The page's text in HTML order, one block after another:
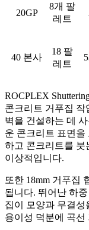
20GP
8개 팔
레트
40 본사
18 팔
레트
ROCPLEX
콘크리트 거푸집 작
벽을 건설하는 데
운 콘크리트 표면을
하고 콘크리트를 붓
이상적입니다.
또한 18mm 거푸집
됩니다. 뛰어난 하
집이 모양과 무결성
용이성 덕분에 곡선